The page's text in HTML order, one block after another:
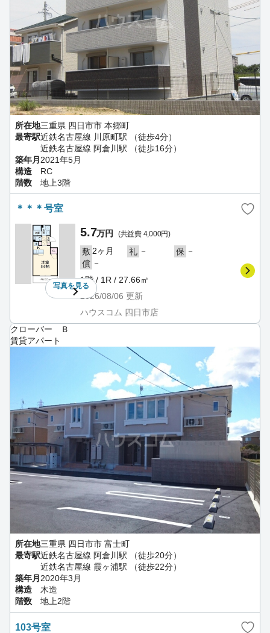
所在地三重県 四日市市 本郷町
最寄駅近鉄名古屋線 川原町駅 （徒歩4分）
近鉄名古屋線 阿倉川駅 （徒歩16分）
築年月2021年5月
構造
RC
階数
地上3階
＊＊＊号室
写真を見る
5.7万円 (共益費 4,000円)
敷 2ヶ月 礼 － 保 －
償 －
1階 / 1R / 27.66㎡
2026/08/06 更新
ハウスコム 四日市店
クローバー Ｂ
賃貸アパート
所在地三重県 四日市市 富士町
最寄駅近鉄名古屋線 阿倉川駅 （徒歩20分）
近鉄名古屋線 霞ヶ浦駅 （徒歩22分）
築年月 2020年3月
構造
木造
階数
地上2階
103号室